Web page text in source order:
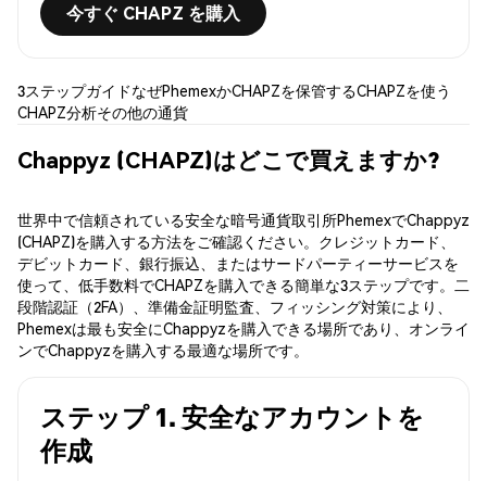
今すぐ CHAPZ を購入
3ステップガイドなぜPhemexかCHAPZを保管するCHAPZを使う
CHAPZ分析その他の通貨
Chappyz (CHAPZ)はどこで買えますか?
世界中で信頼されている安全な暗号通貨取引所PhemexでChappyz
(CHAPZ)を購入する方法をご確認ください。クレジットカード、
デビットカード、銀行振込、またはサードパーティーサービスを
使って、低手数料でCHAPZを購入できる簡単な3ステップです。二
段階認証（2FA）、準備金証明監査、フィッシング対策により、
Phemexは最も安全にChappyzを購入できる場所であり、オンライ
ンでChappyzを購入する最適な場所です。
ステップ 1. 安全なアカウントを
作成